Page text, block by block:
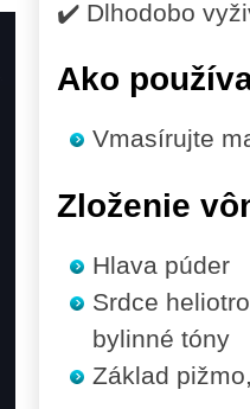
✔️ Dlhodobo
Ako
Vmasírujte
Zloženie
Hlavapúder
Srdce
bylinné tóny
Základ